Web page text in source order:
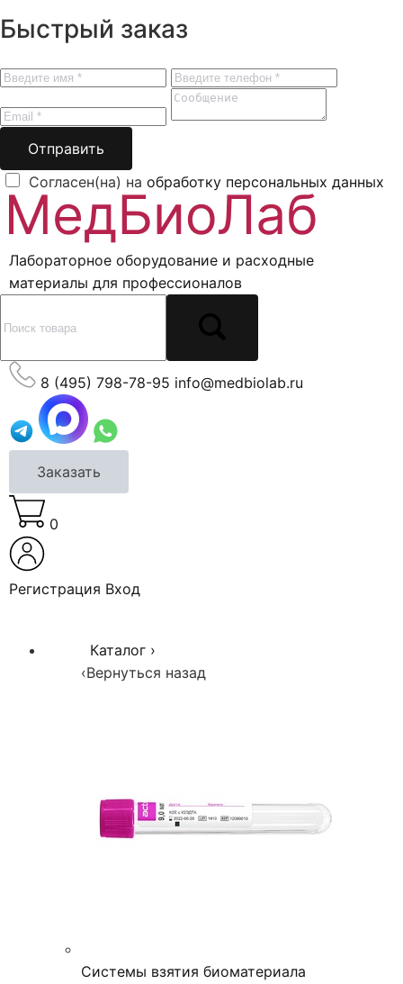
Быстрый заказ
Отправить
Согласен(на) на обработку персональных данных
Лабораторное оборудование и расходные
материалы для профессионалов
8 (495) 798-78-95 info@medbiolab.ru
Заказать
0
Регистрация Вход
Каталог ›
‹Вернуться назад
Системы взятия биоматериала